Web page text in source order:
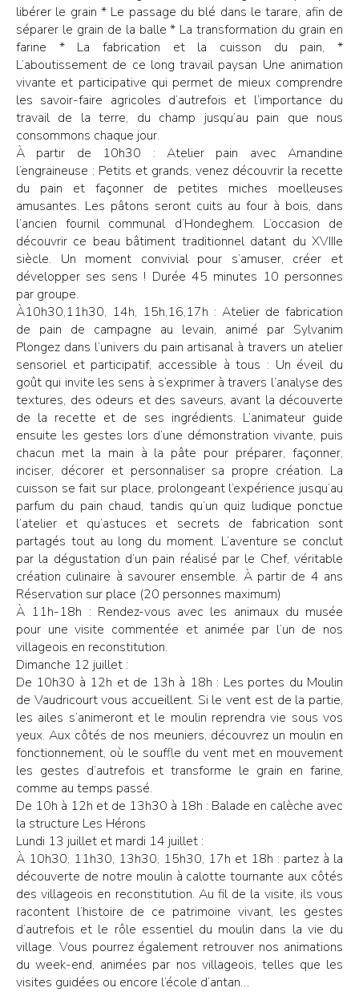
libérer le grain * Le passage du blé dans le tarare, afin de
séparer le grain de la balle * La transformation du grain en
farine * La fabrication et la cuisson du pain, *
L’aboutissement de ce long travail paysan Une animation
vivante et participative qui permet de mieux comprendre
les savoir-faire agricoles d’autrefois et l’importance du
travail de la terre, du champ jusqu’au pain que nous
consommons chaque jour.
À partir de 10h30 : Atelier pain avec Amandine
l’engraineuse : Petits et grands, venez découvrir la recette
du pain et façonner de petites miches moelleuses
amusantes. Les pâtons seront cuits au four à bois, dans
l’ancien fournil communal d’Hondeghem. L’occasion de
découvrir ce beau bâtiment traditionnel datant du XVIIIe
siècle. Un moment convivial pour s’amuser, créer et
développer ses sens ! Durée 45 minutes 10 personnes
par groupe.
À10h30,11h30, 14h, 15h,16,17h : Atelier de fabrication
de pain de campagne au levain, animé par Sylvanim
Plongez dans l’univers du pain artisanal à travers un atelier
sensoriel et participatif, accessible à tous : Un éveil du
goût qui invite les sens à s’exprimer à travers l’analyse des
textures, des odeurs et des saveurs, avant la découverte
de la recette et de ses ingrédients. L’animateur guide
ensuite les gestes lors d’une démonstration vivante, puis
chacun met la main à la pâte pour préparer, façonner,
inciser, décorer et personnaliser sa propre création. La
cuisson se fait sur place, prolongeant l’expérience jusqu’au
parfum du pain chaud, tandis qu’un quiz ludique ponctue
l’atelier et qu’astuces et secrets de fabrication sont
partagés tout au long du moment. L’aventure se conclut
par la dégustation d’un pain réalisé par le Chef, véritable
création culinaire à savourer ensemble. À partir de 4 ans
Réservation sur place (20 personnes maximum)
À 11h-18h : Rendez-vous avec les animaux du musée
pour une visite commentée et animée par l’un de nos
villageois en reconstitution.
Dimanche 12 juillet :
De 10h30 à 12h et de 13h à 18h : Les portes du Moulin
de Vaudricourt vous accueillent. Si le vent est de la partie,
les ailes s’animeront et le moulin reprendra vie sous vos
yeux. Aux côtés de nos meuniers, découvrez un moulin en
fonctionnement, où le souffle du vent met en mouvement
les gestes d’autrefois et transforme le grain en farine,
comme au temps passé.
De 10h à 12h et de 13h30 à 18h : Balade en calèche avec
la structure Les Hérons
Lundi 13 juillet et mardi 14 juillet :
À 10h30, 11h30, 13h30, 15h30, 17h et 18h : partez à la
découverte de notre moulin à calotte tournante aux côtés
des villageois en reconstitution. Au fil de la visite, ils vous
racontent l’histoire de ce patrimoine vivant, les gestes
d’autrefois et le rôle essentiel du moulin dans la vie du
village. Vous pourrez également retrouver nos animations
du week-end, animées par nos villageois, telles que les
visites guidées ou encore l’école d’antan…